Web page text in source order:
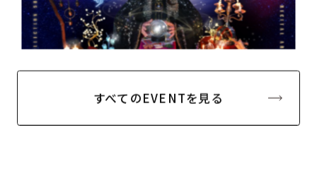
すべてのEVENTを見る